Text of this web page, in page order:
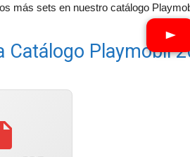
más sets en nuestro catálogo
Catálogo Playmobil